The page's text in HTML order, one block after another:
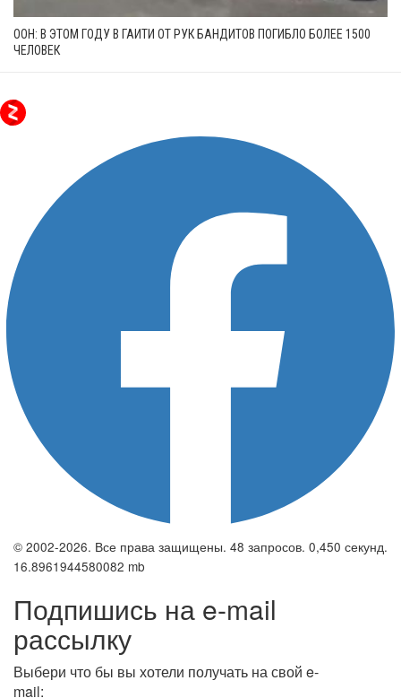
ООН: В ЭТОМ ГОДУ В ГАИТИ ОТ РУК БАНДИТОВ ПОГИБЛО БОЛЕЕ 1500
ЧЕЛОВЕК
© 2002-2026. Все права защищены. 48 запросов. 0,450 секунд.
16.8961944580082 mb
Подпишись на e-mail
рассылку
Выбери что бы вы хотели получать на свой e-
mail: